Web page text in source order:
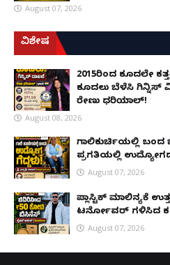
August 07, 2026
ವಿಶೇಷ
2015ರಿಂದ ಕೂದಲೇ
ಕೂದಲು ಬೆಳೆಸಿ ಗಿನ್ನಿಸ್
ರೇಣು ಧರಿಯಾಲ್!
August 08, 2026
ಗಾಲಿಕುರ್ಚಿಯಲ್ಲಿ ಬಂದ
ಪ್ರಗತಿಯಲ್ಲಿ
August 07, 2026
ಪ್ಲಾಸ್ಟಿಕ್ ಮಾಲಿನ್ಯಕ್ಕೆ
ಟರ್ನೋವರ್ ಗಳಿಸಿದ
August 07, 2026